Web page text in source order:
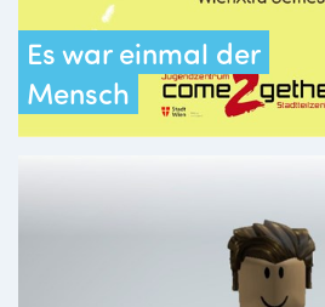
Es war einmal der
Mensch